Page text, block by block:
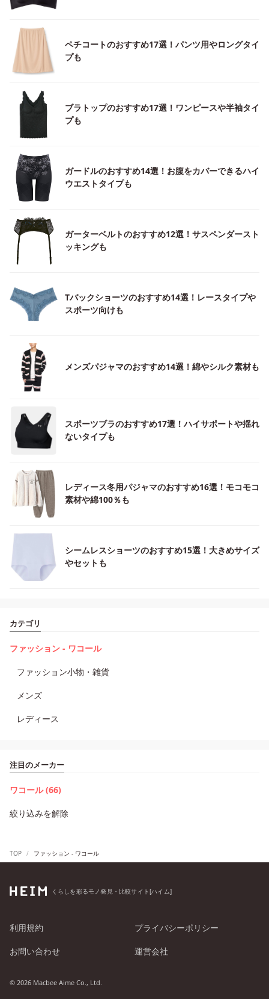
ペチコートのおすすめ17選！パンツ用やロングタイ
プも
ブラトップのおすすめ17選！ワンピースや半袖タイ
プも
ガードルのおすすめ14選！お腹をカバーできるハイ
ウエストタイプも
ガーターベルトのおすすめ12選！サスペンダースト
ッキングも
Tバックショーツのおすすめ14選！レースタイプや
スポーツ向けも
メンズパジャマのおすすめ14選！綿やシルク素材も
スポーツブラのおすすめ17選！ハイサポートや揺れ
ないタイプも
レディース冬用パジャマのおすすめ16選！モコモコ
素材や綿100％も
シームレスショーツのおすすめ15選！大きめサイズ
やセットも
カテゴリ
ファッション - ワコール
ファッション小物・雑貨
メンズ
レディース
注目のメーカー
ワコール (66)
絞り込みを解除
TOP ファッション - ワコール
くらしを彩るモノ発見・比較サイト[ハイム]
利用規約 プライバシーポリシー
お問い合わせ 運営会社
© 2026 Macbee Aime Co., Ltd.